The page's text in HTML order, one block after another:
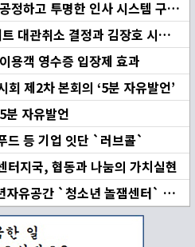
고 투명한 인사 시스템 구축 촉구
결정과 김장호 시장 책임 집중 추궁
용객 영수증 입장제 효과
제2차 본회의 ‘5분 자유발언’
자유발언
등 기업 잇단 `러브콜`
지국, 협동과 나눔의 가치실현
공간 `청소년 놀잼센터` 개소